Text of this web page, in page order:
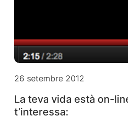
26 setembre 2012
La teva vida està on-
t’interessa: